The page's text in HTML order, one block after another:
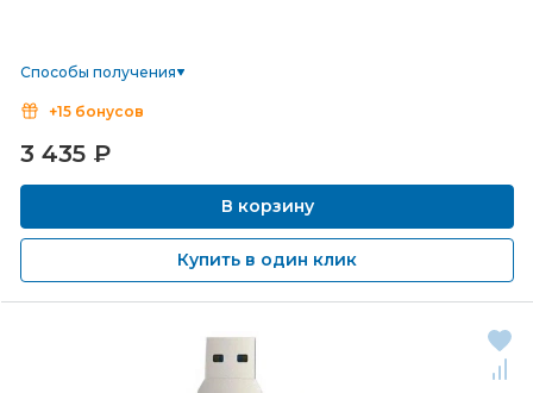
Способы получения
+15 бонусов
3 435 ₽
В корзину
Купить в один клик